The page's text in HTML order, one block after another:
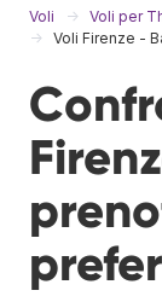
Voli Voli per
Voli Firenze -